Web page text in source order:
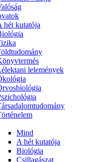
hét kutatója
lelemények
Mind
A hét kutatója
Biológia
Csillagászat